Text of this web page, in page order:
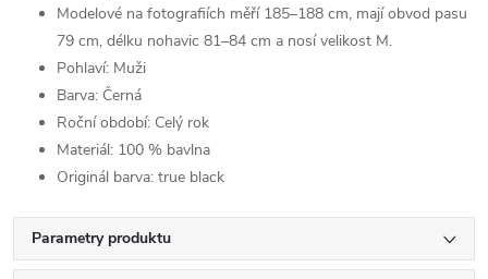
Modelové na fotografiích měří 185–188 cm, mají obvod pasu
79 cm, délku nohavic 81–84 cm a nosí velikost M.
Pohlaví: Muži
Barva: Černá
Roční období: Celý rok
Materiál: 100 % bavlna
Originál barva: true black
Parametry produktu